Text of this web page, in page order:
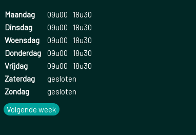
Maandag 09u00
18u30
Dinsdag
09u00
18u30
Woensdag
09u00
18u30
Donderdag
09u00
18u30
Vrijdag
09u00
18u30
Zaterdag
gesloten
Zondag
gesloten
Volgende week